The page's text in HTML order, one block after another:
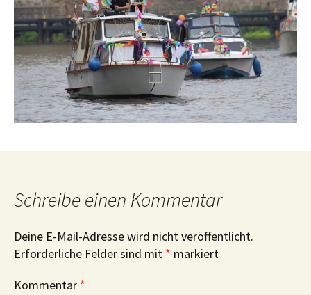
Schreibe einen Kommentar
Deine E-Mail-Adresse wird nicht veröffentlicht.
Erforderliche Felder sind mit * markiert
Kommentar *